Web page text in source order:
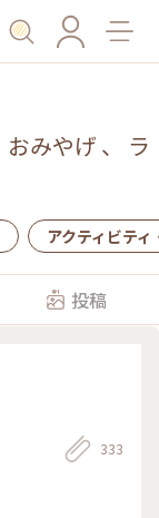
おみやげ 、 ラ
アクティビティ
投稿
333